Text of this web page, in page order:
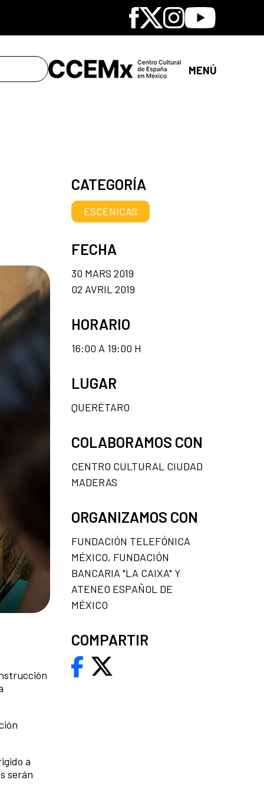
Facebook
X Instagram
Youtube
MENÚ
a
serán
CATEGORÍA
ESCÉNICAS
FECHA
30 MARS 2019
02 AVRIL 2019
HORARIO
16:00 A 19:00 H
LUGAR
QUERÉTARO
COLABORAMOS CON
CENTRO CULTURAL CIUDAD
MADERAS
ORGANIZAMOS CON
FUNDACIÓN TELEFÓNICA
MÉXICO, FUNDACIÓN
BANCARIA "LA CAIXA" Y
ATENEO ESPAÑOL DE
MÉXICO
COMPARTIR